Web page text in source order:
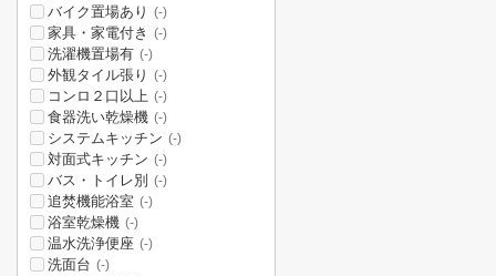
バイク置場あり (-)
家具・家電付き (-)
洗濯機置場有 (-)
外観タイル張り (-)
コンロ２口以上 (-)
食器洗い乾燥機 (-)
システムキッチン (-)
対面式キッチン (-)
バス・トイレ別 (-)
追焚機能浴室 (-)
浴室乾燥機 (-)
温水洗浄便座 (-)
洗面台 (-)